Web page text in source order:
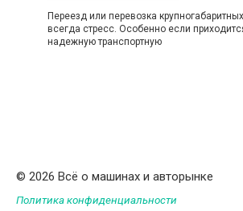
Переезд или перевозка
всегда стресс. Особенно если
надежную транспортную
© 2026 Всё о машинах и авторынке
Политика конфиденциальности